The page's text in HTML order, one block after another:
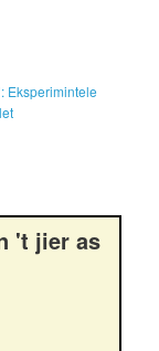
Eksperimintele
't jier as